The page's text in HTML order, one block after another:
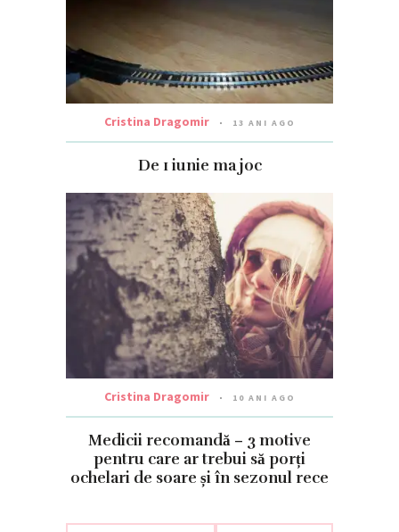
Cristina Dragomir 13 ANI AGO
De 1 iunie ma joc
Cristina Dragomir 10 ANI AGO
Medicii recomandă – 3 motive
pentru care ar trebui să porți
ochelari de soare și în sezonul rece